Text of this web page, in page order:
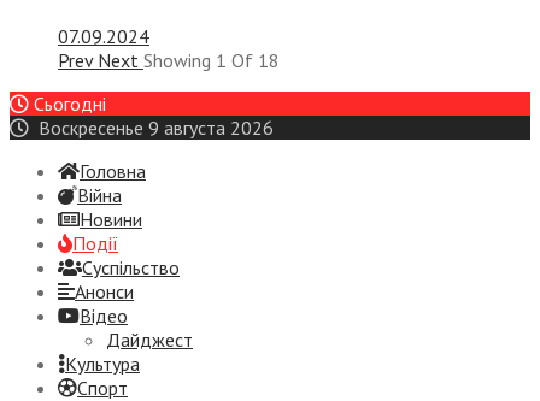
07.09.2024
Prev Next Showing 1 Of 18
Сьогодні
Воскресенье 9 августа 2026
Головна
Війна
Новини
Події
Суспiльство
Анонси
Відео
Дайджест
Культура
Спорт